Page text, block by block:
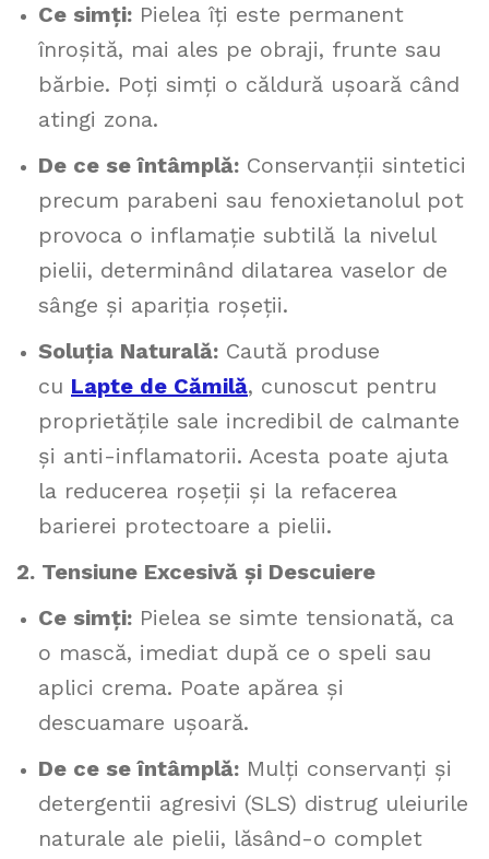
Ce simți: Pielea îți este permanent
înroșită, mai ales pe obraji, frunte sau
bărbie. Poți simți o căldură ușoară când
atingi zona.
De ce se întâmplă: Conservanții sintetici
precum parabeni sau fenoxietanolul pot
provoca o inflamație subtilă la nivelul
pielii, determinând dilatarea vaselor de
sânge și apariția roșeții.
Soluția Naturală: Caută produse
cu Lapte de Cămilă, cunoscut pentru
proprietățile sale incredibil de calmante
și anti-inflamatorii. Acesta poate ajuta
la reducerea roșeții și la refacerea
barierei protectoare a pielii.
2. Tensiune Excesivă și Descuiere
Ce simți: Pielea se simte tensionată, ca
o mască, imediat după ce o speli sau
aplici crema. Poate apărea și
descuamare ușoară.
De ce se întâmplă: Mulți conservanți și
detergentii agresivi (SLS) distrug uleiurile
naturale ale pielii, lăsând-o complet